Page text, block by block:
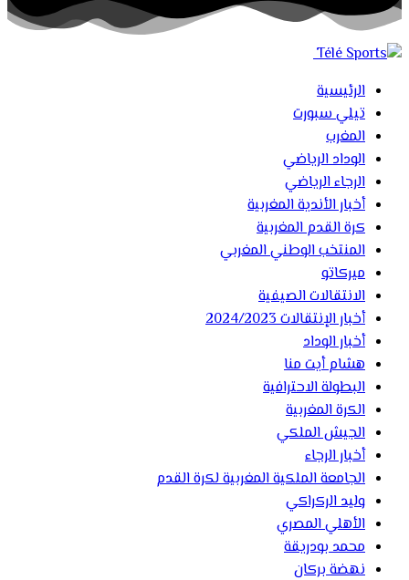
الرئيسية
تيلي سبورت
المغرب
الوداد الرياضي
الرجاء الرياضي
أخبار الأندية المغربية
كرة القدم المغربية
المنتخب الوطني المغربي
ميركاتو
الانتقالات الصيفية
أخبار الإنتقالات 2024/2023
أخبار الوداد
هشام أيت منا
البطولة الاحترافية
الكرة المغربية
الجيش الملكي
أخبار الرجاء
الجامعة الملكية المغربية لكرة القدم
وليد الركراكي
الأهلي المصري
محمد بودريقة
نهضة بركان